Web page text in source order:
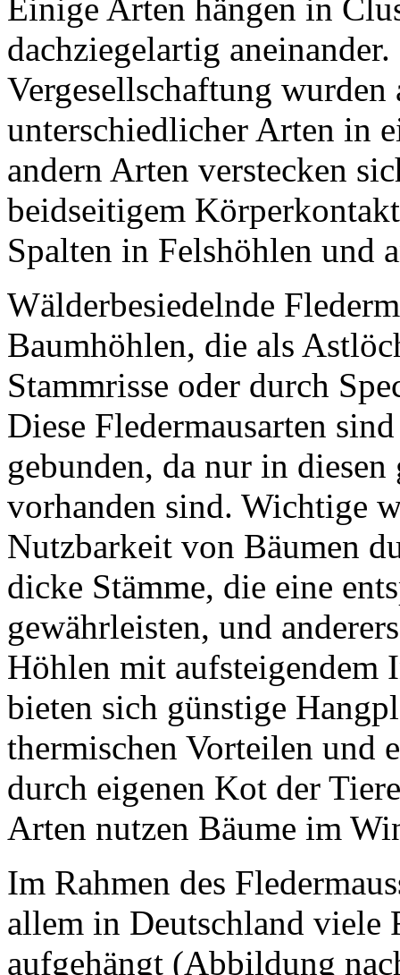
Einige Arten hängen in
dachziegelartig
Vergesellschaftung wurden
unterschiedlicher Arten in
andern Arten verstecken
beidseitigem
Spalten in Felshöhlen und
Wälderbesiedelnde
Baumhöhlen, die als
Stammrisse oder durch
Diese Fledermausarten
gebunden, da nur in
vorhanden sind. Wichtige
Nutzbarkeit von Bäumen
dicke Stämme, die eine
gewährleisten, und
Höhlen mit aufsteigendem
bieten sich günstige
thermischen Vorteilen und
durch eigenen Kot der
Arten nutzen Bäume im
Im Rahmen des
allem in Deutschland viele
aufgehängt (Abbildung